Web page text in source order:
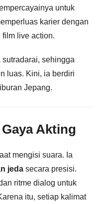
untuk
karier dengan
film live action.
sehingga
luas. Kini, ia berdiri
Jepang.
Akting
mengisi suara. Ia
jeda secara presisi.
ritme dialog untuk
itu, setiap kalimat